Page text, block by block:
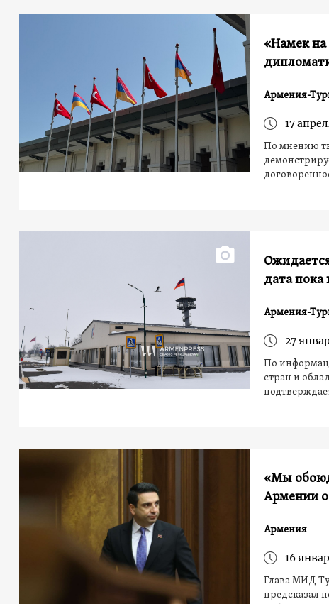
«Намек на
Армения-
17
По мнению
дата пока
Армения-
27
По
стран и
«Мы
Армении
Армения
16
Глава МИД
предсказал